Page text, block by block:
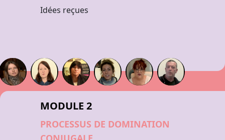
Idées reçues
MODULE 2
PROCESSUS DE DOMINATION